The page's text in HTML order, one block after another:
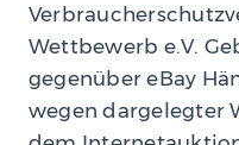
Wettbewerb e.V.
gegenüber eBay
wegen dargelegter